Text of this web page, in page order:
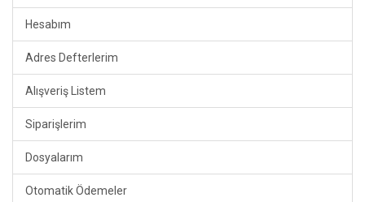
Hesabım
Adres Defterlerim
Alışveriş Listem
Siparişlerim
Dosyalarım
Otomatik Ödemeler